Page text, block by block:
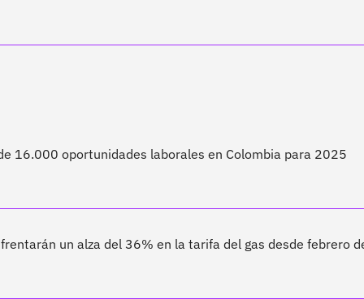
16.000 oportunidades laborales en Colombia para 2025
un alza del 36% en la tarifa del gas desde febrero